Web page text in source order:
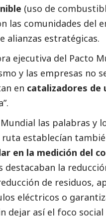
(uso de
las comunidades del
alianzas estratégicas.
ejecutiva del Pacto
y las empresas no
en catalizadores de
las palabras y
ruta establecían
en la medición del
la
de residuos,
eléctricos o
dejar así el foco social